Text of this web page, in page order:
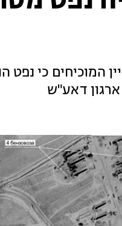
המוכיחים כי נפט
דאע"ש